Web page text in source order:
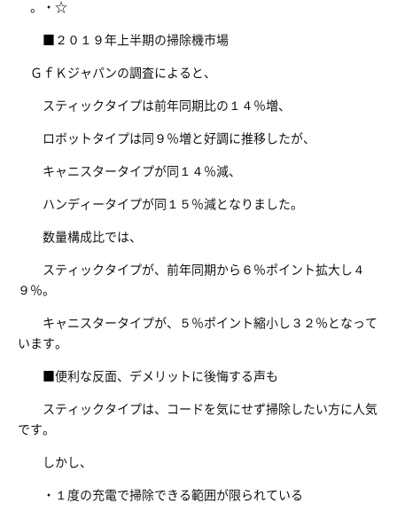
。・☆
■２０１９年上半期の掃除機市場
ＧｆＫジャパンの調査によると、
スティックタイプは前年同期比の１４％増、
ロボットタイプは同９％増と好調に推移したが、
キャニスタータイプが同１４％減、
ハンディータイプが同１５％減となりました。
数量構成比では、
スティックタイプが、前年同期から６％ポイント拡大し４
９％。
キャニスタータイプが、５％ポイント縮小し３２％となって
います。
■便利な反面、デメリットに後悔する声も
スティックタイプは、コードを気にせず掃除したい方に人気
です。
しかし、
・１度の充電で掃除できる範囲が限られている